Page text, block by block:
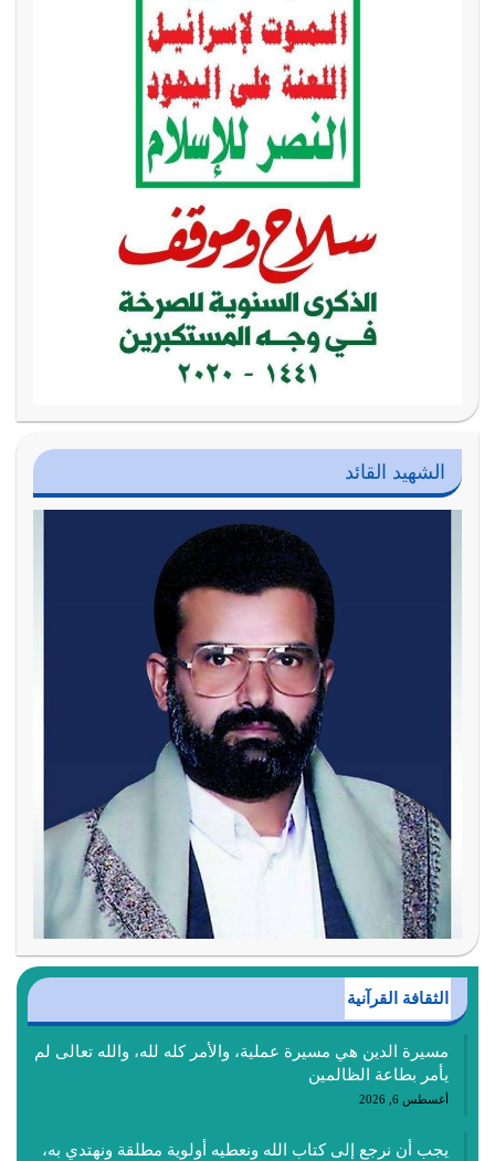
الشهيد القائد
الثقافة القرآنية
مسيرة الدين هي مسيرة عملية، والأمر كله لله، والله تعالى لم
يأمر بطاعة الظالمين
أغسطس 6, 2026
يجب أن نرجع إلى كتاب الله ونعطيه أولوية مطلقة ونهتدي به،